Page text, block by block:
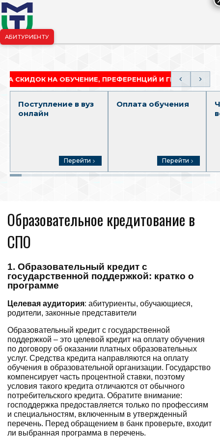
АБИТУРИЕНТУ
НА ОБУЧЕНИЕ, ПРЕФЕРЕНЦИЙ И ГРАНТОВ
Поступление в вуз
онлайн
Перейти
Оплата обучения
Перейти
Образовательное кредитование в
СПО
1. Образовательный кредит с
государственной поддержкой: кратко о
программе
Целевая аудитория: абитуриенты, обучающиеся,
родители, законные представители
Образовательный кредит с государственной
поддержкой – это целевой кредит на оплату обучения
по договору об оказании платных образовательных
услуг. Средства кредита направляются на оплату
обучения в образовательной организации. Государство
компенсирует часть процентной ставки, поэтому
условия такого кредита отличаются от обычного
потребительского кредита. Обратите внимание:
господдержка предоставляется только по профессиям
и специальностям, включенным в утвержденный
перечень. Перед обращением в банк проверьте, входит
ли выбранная программа в перечень.